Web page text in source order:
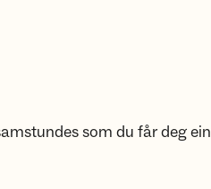
som du får deg ein